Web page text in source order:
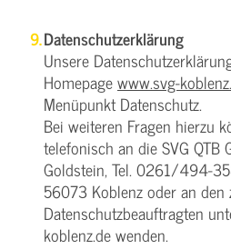
Datenschutzerklärung
Unsere
Homepagewww.svg-
Menüpunkt Datenschutz.
Bei weiteren Fragen hierzu
telefonisch an die SVG QTB
Goldstein, Tel. 0261/494-
56073 Koblenz oder an den
Datenschutzbeauftragten
koblenz.de wenden.